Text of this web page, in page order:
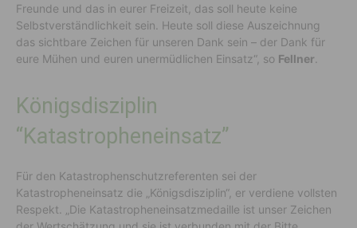
Freunde und das in eurer Freizeit, das soll heute keine
Selbstverständlichkeit sein. Heute soll diese Auszeichnung
das sichtbare Zeichen für unseren Dank sein – der Dank für
eure Mühen und euren unermüdlichen Einsatz“, so Fellner
Königsdisziplin
“Katastropheneinsatz”
Für den Katastrophenschutzreferenten sei der
Katastropheneinsatz die „Königsdisziplin“, er verdiene vollsten
Respekt. „Die Katastropheneinsatzmedaille ist unser Zeichen